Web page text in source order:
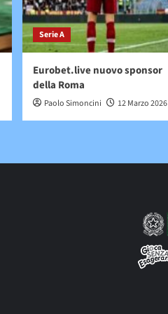
Serie A
Eurobet.live nuovo sponsor
della Roma
Paolo Simoncini 12 Marzo 2026